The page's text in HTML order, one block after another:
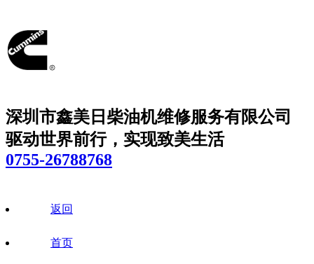
深圳市鑫美日柴油机维修服务有限公司
驱动世界前行，实现致美生活
0755-26788768
返回
首页